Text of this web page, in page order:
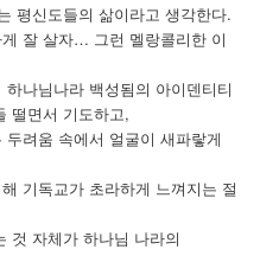
평신도들의 삶이라고 생각한다.
잘 살자… 그런 멜랑콜리한 이
나님나라 백성됨의 아이덴티티
떨면서 기도하고,
려움 속에서 얼굴이 새파랗게
기독교가 초라하게 느껴지는 절
것 자체가 하나님 나라의